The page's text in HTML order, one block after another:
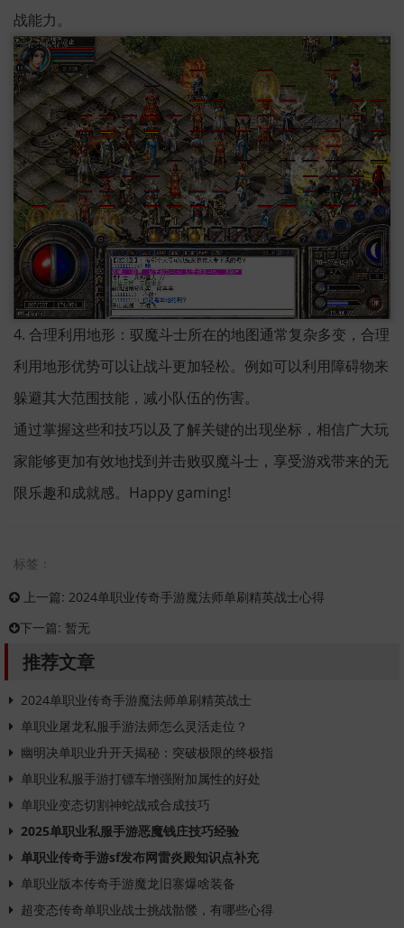
战能力。
4. 合理利用地形：驭魔斗士所在的地图通常复杂多变，合理
利用地形优势可以让战斗更加轻松。例如可以利用障碍物来
躲避其大范围技能，减小队伍的伤害。
通过掌握这些和技巧以及了解关键的出现坐标，相信广大玩
家能够更加有效地找到并击败驭魔斗士，享受游戏带来的无
限乐趣和成就感。Happy gaming!
标签：
上一篇: 2024单职业传奇手游魔法师单刷精英战士心得
下一篇: 暂无
推荐文章
2024单职业传奇手游魔法师单刷精英战士
单职业屠龙私服手游法师怎么灵活走位？
幽明决单职业升开天揭秘：突破极限的终极指
单职业私服手游打镖车增强附加属性的好处
单职业变态切割神蛇战戒合成技巧
2025单职业私服手游恶魔钱庄技巧经验
单职业传奇手游sf发布网雷炎殿知识点补充
单职业版本传奇手游魔龙旧寨爆啥装备
超变态传奇单职业战士挑战骷髅，有哪些心得